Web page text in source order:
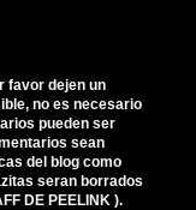
favor dejen un
no es necesario
pueden ser
sean
del blog como
seran borrados
DE PEELINK ).